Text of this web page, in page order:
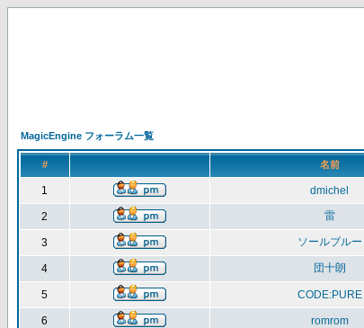
MagicEngine フォーラム一覧
# 名前
1 dmichel
2 雷
3 ソールブルー
4 団十朗
5 CODE:PURE
6 romrom